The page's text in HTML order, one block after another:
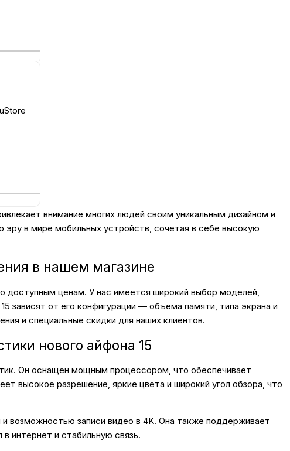
внимание многих людей своим уникальным дизайном и
в мире мобильных устройств, сочетая в себе высокую
в нашем магазине
доступным ценам. У нас имеется широкий выбор моделей,
зависят от его конфигурации — объема памяти, типа экрана и
и специальные скидки для наших клиентов.
нового айфона 15
Он оснащен мощным процессором, что обеспечивает
высокое разрешение, яркие цвета и широкий угол обзора, что
возможностью записи видео в 4K. Она также поддерживает
интернет и стабильную связь.